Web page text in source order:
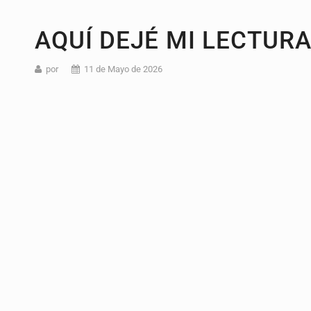
AQUÍ DEJÉ MI LECTURA
por 11 de Mayo de 2026